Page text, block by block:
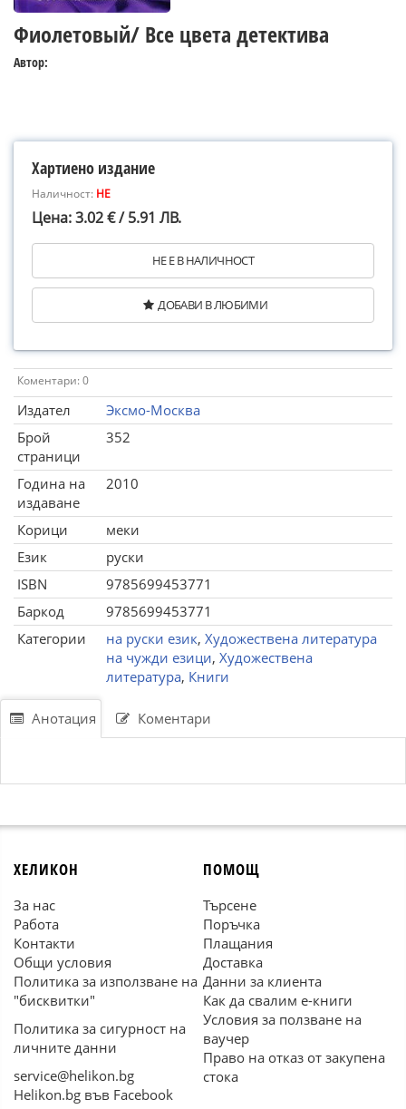
Фиолетовый/ Все цвета детектива
Автор:
Хартиено издание
Наличност: НЕ
Цена: 3.02 € / 5.91 ЛВ.
НЕ Е В НАЛИЧНОСТ
ДОБАВИ В ЛЮБИМИ
Коментари: 0
Издател
Эксмо-Москва
Брой
страници
352
Година на
издаване
2010
Корици
меки
Език
руски
ISBN
9785699453771
Баркод
9785699453771
Категории
на руски език, Художествена литература
на чужди езици, Художествена
литература, Книги
Анотация Коментари
ХЕЛИКОН
За нас
Работа
Контакти
Общи условия
Политика за използване на
"бисквитки"
Политика за сигурност на
личните данни
service@helikon.bg
Helikon.bg във Facebook
ПОМОЩ
Търсене
Поръчка
Плащания
Доставка
Данни за клиента
Как да свалим е-книги
Условия за ползване на
ваучер
Право на отказ от закупена
стока